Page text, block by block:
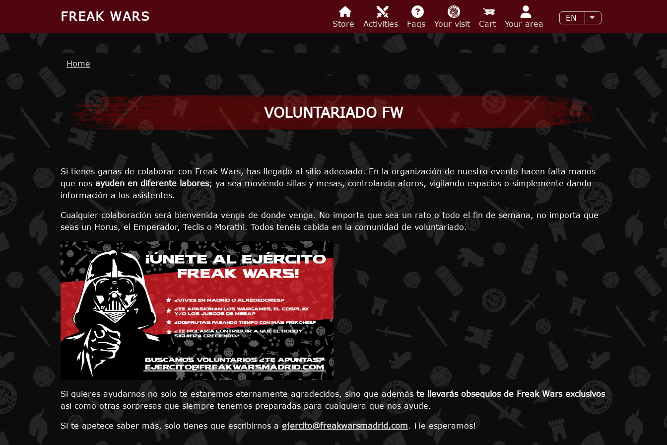
FREAK WARS
Store Activities Faqs Your visit Cart Your area
EN List additional
Breadcrumb
Home
VOLUNTARIADO FW
Si tienes ganas de colaborar con Freak Wars, has llegado al sitio adecuado. En la organización de nuestro evento hacen falta manos
que nos ayuden en diferente labores; ya sea moviendo sillas y mesas, controlando aforos, vigilando espacios o simplemente dando
información a los asistentes.
Cualquier colaboración será bienvenida venga de donde venga. No importa que sea un rato o todo el fin de semana, no importa que
seas un Horus, el Emperador, Teclis o Morathi. Todos tenéis cabida en la comunidad de voluntariado.
Si quieres ayudarnos no solo te estaremos eternamente agradecidos, sino que además te llevarás obsequios de Freak Wars exclusivos
así como otras sorpresas que siempre tenemos preparadas para cualquiera que nos ayude.
Si te apetece saber más, solo tienes que escribirnos aejercito@freakwarsmadrid.com. ¡Te esperamos!